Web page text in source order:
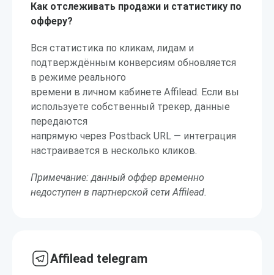
Как отслеживать продажи и статистику по
офферу?
Вся статистика по кликам, лидам и
подтверждённым конверсиям обновляется
в режиме реального
времени в личном кабинете Affilead. Если вы
используете собственный трекер, данные
передаются
напрямую через Postback URL — интеграция
настраивается в несколько кликов.
Примечание: данный оффер временно
недоступен в партнерской сети Affilead.
Affilead telegram